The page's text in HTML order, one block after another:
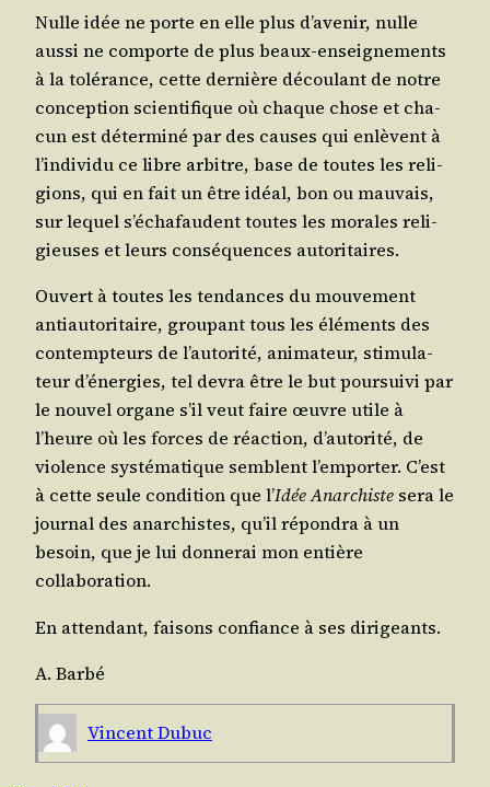
Nulle idée ne porte en elle plus d’a­ve­nir, nulle
aus­si ne com­porte de plus beaux-ensei­gne­ments
à la tolé­rance, cette der­nière décou­lant de notre
concep­tion scien­ti­fique où chaque chose et cha­
cun est déter­mi­né par des causes qui enlèvent à
l’in­di­vi­du ce libre arbitre, base de toutes les reli­
gions, qui en fait un être idéal, bon ou mau­vais,
sur lequel s’é­cha­faudent toutes les morales reli­
gieuses et leurs consé­quences autoritaires.
Ouvert à toutes les ten­dances du mou­ve­ment
anti­au­to­ri­taire, grou­pant tous les élé­ments des
contemp­teurs de l’au­to­ri­té, ani­ma­teur, sti­mu­la­
teur d’éner­gies, tel devra être le but pour­sui­vi par
le nou­vel organe s’il veut faire œuvre utile à
l’heure où les forces de réac­tion, d’au­to­ri­té, de
vio­lence sys­té­ma­tique semblent l’emporter. C’est
à cette seule condi­tion que l’Idée Anar­chiste sera le
jour­nal des anar­chistes, qu’il répon­dra à un
besoin, que je lui don­ne­rai mon entière
collaboration.
En atten­dant, fai­sons confiance à ses dirigeants.
A. Bar­bé
Vincent Dubuc